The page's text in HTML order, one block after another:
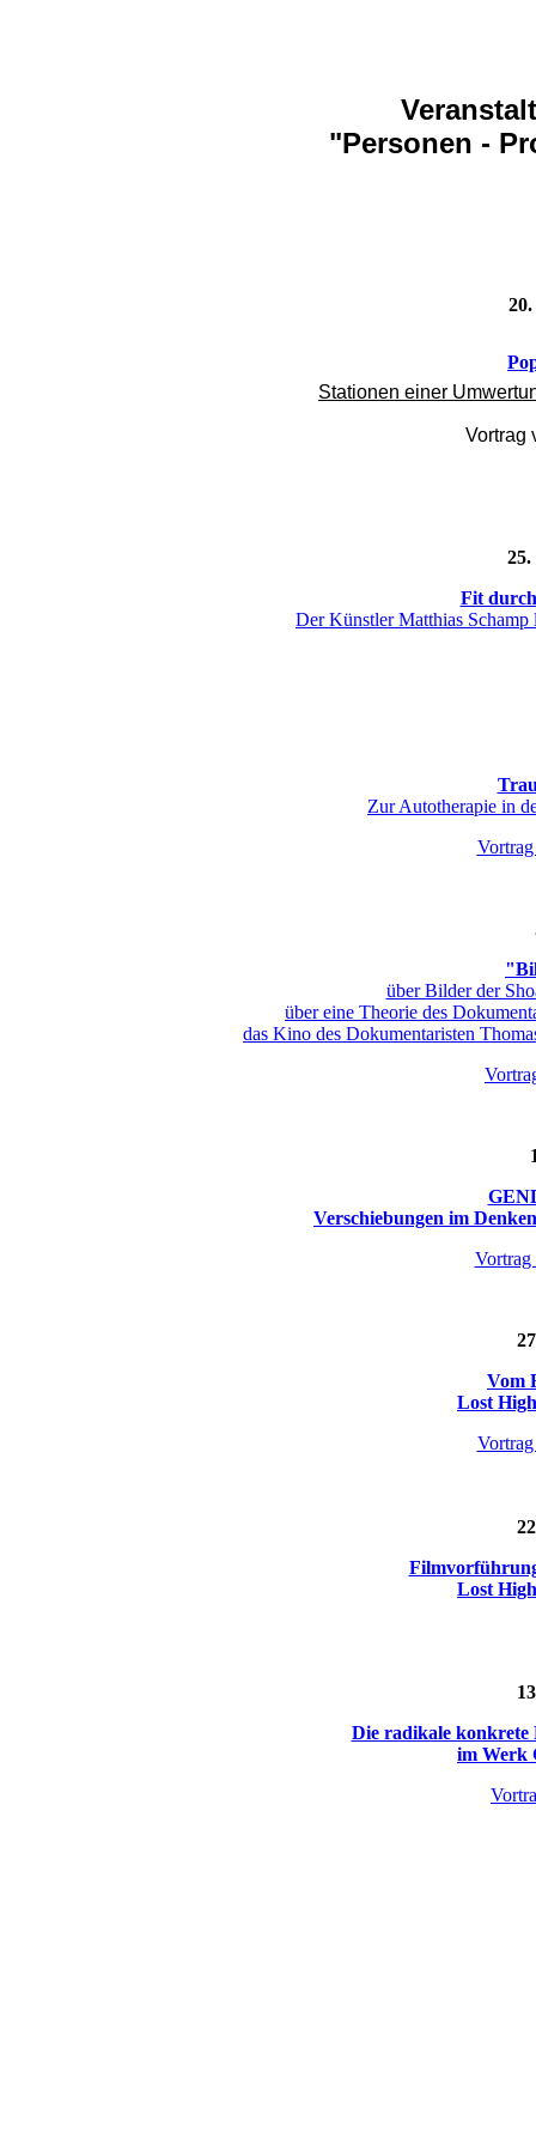
"Personen -
Stationen einer
Vortrag
25.
Fit
Der Künstler Matthias
Zur Autotherapie in
über Bilder der
über eine Theorie des
das Kino des Dokumentaristen
Verschiebungen im
Vom
Lost
Lost
Die radikale konkrete
im Werk